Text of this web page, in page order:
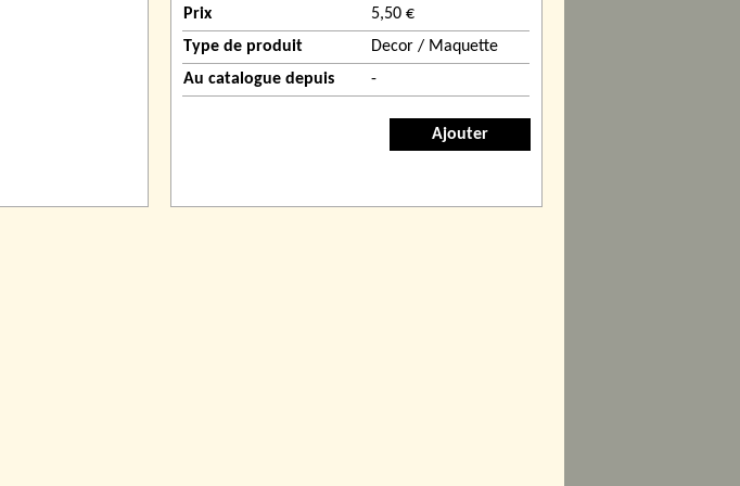
Prix
5,50 €
Type de produit
Decor / Maquette
Au catalogue depuis
-
Ajouter